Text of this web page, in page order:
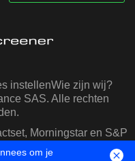
instellenWie zijn wij?
SAS. Alle rechten
Morningstar en S&P
om je